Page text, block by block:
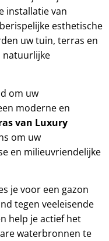
installatie van
esthetische
uw tuin, terras en
natuurlijke
om uw
moderne en
van Luxury
om uw
en milieuvriendelijke
je voor een gazon
tegen veeleisende
help je actief het
waterbronnen te